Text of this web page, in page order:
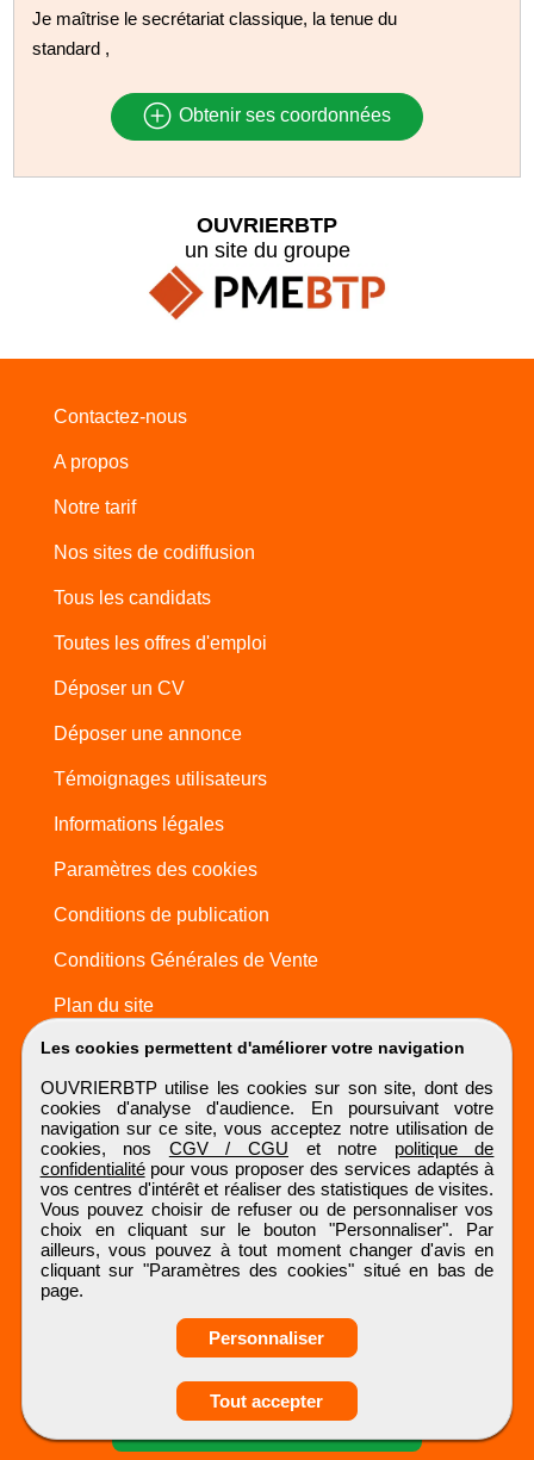
Obtenir ses
coordonnées
Je maîtrise le secrétariat classique, la tenue du
standard ,
Obtenir ses coordonnées
Les cookies permettent d'améliorer votre navigation
OUVRIERBTP utilise les cookies sur son site, dont des
cookies d'analyse d'audience. En poursuivant votre
navigation sur ce site, vous acceptez notre utilisation de
cookies, nos CGV / CGU et notre politique de
confidentialitépour vous proposer des services adaptés à
vos centres d'intérêt et réaliser des statistiques de visites.
Vous pouvez choisir de refuser ou de personnaliser vos
choix en cliquant sur le bouton "Personnaliser". Par
ailleurs, vous pouvez à tout moment changer d'avis en
cliquant sur "Paramètres des cookies" situé en bas de
page.
Personnaliser
Tout accepter
OUVRIERBTP
un site du groupe
Contactez-nous
A propos
Notre tarif
Nos sites de codiffusion
Tous les candidats
Toutes les offres d'emploi
Déposer un CV
Déposer une annonce
Témoignages utilisateurs
Informations légales
Paramètres des cookies
Conditions de publication
Conditions Générales de Vente
Plan du site
OUVRIERBTP
Tous droits réservés © 1999 - 2026